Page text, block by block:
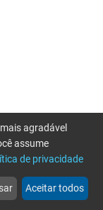
web more_horiz
Mais
agradável
assume
de privacidade
Aceitar todos